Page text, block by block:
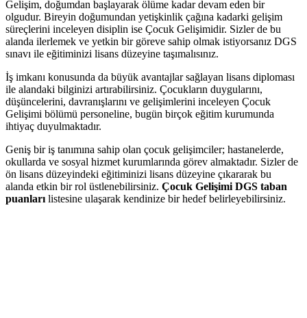
Gelişim, doğumdan başlayarak ölüme kadar devam eden bir
olgudur. Bireyin doğumundan yetişkinlik çağına kadarki gelişim
süreçlerini inceleyen disiplin ise Çocuk Gelişimidir. Sizler de bu
alanda ilerlemek ve yetkin bir göreve sahip olmak istiyorsanız DGS
sınavı ile eğitiminizi lisans düzeyine taşımalısınız.
İş imkanı konusunda da büyük avantajlar sağlayan lisans diploması
ile alandaki bilginizi artırabilirsiniz. Çocukların duygularını,
düşüncelerini, davranışlarını ve gelişimlerini inceleyen Çocuk
Gelişimi bölümü personeline, bugün birçok eğitim kurumunda
ihtiyaç duyulmaktadır.
Geniş bir iş tanımına sahip olan çocuk gelişimciler; hastanelerde,
okullarda ve sosyal hizmet kurumlarında görev almaktadır. Sizler de
ön lisans düzeyindeki eğitiminizi lisans düzeyine çıkararak bu
alanda etkin bir rol üstlenebilirsiniz. Çocuk Gelişimi DGS taban
puanları listesine ulaşarak kendinize bir hedef belirleyebilirsiniz.